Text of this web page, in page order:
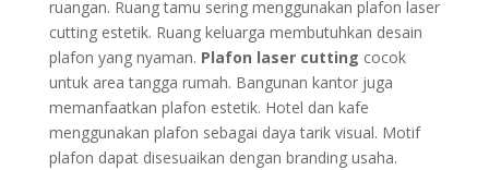
ruangan. Ruang tamu sering menggunakan plafon laser
cutting estetik. Ruang keluarga membutuhkan desain
plafon yang nyaman. Plafon laser cutting cocok
untuk area tangga rumah. Bangunan kantor juga
memanfaatkan plafon estetik. Hotel dan kafe
menggunakan plafon sebagai daya tarik visual. Motif
plafon dapat disesuaikan dengan branding usaha.